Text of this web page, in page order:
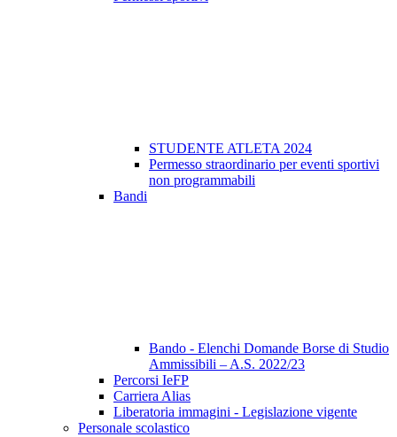
STUDENTE ATLETA 2024
Permesso straordinario per eventi sportivi
non programmabili
Bandi
Bando - Elenchi Domande Borse di Studio
Ammissibili – A.S. 2022/23
Percorsi IeFP
Carriera Alias
Liberatoria immagini - Legislazione vigente
Personale scolastico